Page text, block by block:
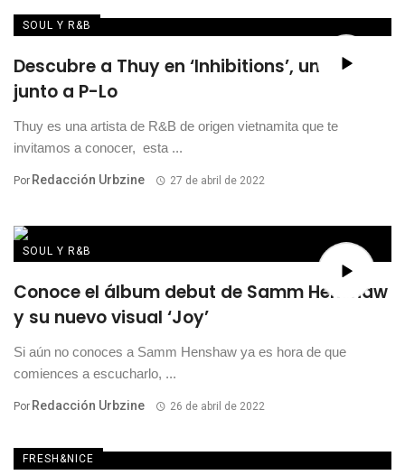
SOUL Y R&B
Descubre a Thuy en ‘Inhibitions’, un tema
junto a P-Lo
Thuy es una artista de R&B de origen vietnamita que te
invitamos a conocer, esta ...
Por Redacción Urbzine 27 de abril de 2022
SOUL Y R&B
Conoce el álbum debut de Samm Henshaw
y su nuevo visual ‘Joy’
Si aún no conoces a Samm Henshaw ya es hora de que
comiences a escucharlo, ...
Por Redacción Urbzine 26 de abril de 2022
FRESH&NICE